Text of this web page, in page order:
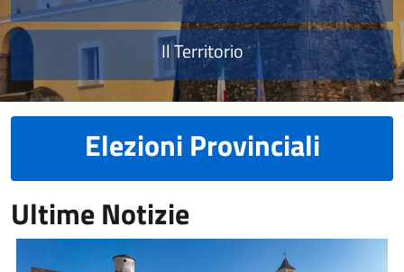
Il Territorio
Elezioni Provinciali
Ultime Notizie